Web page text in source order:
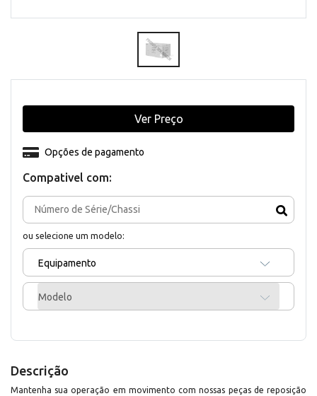
Compativel com:
ou selecione um modelo:
Equipamento
Modelo
Opções de pagamento
Ver Preço
Descrição
Mantenha sua operação em movimento com nossas peças de reposição